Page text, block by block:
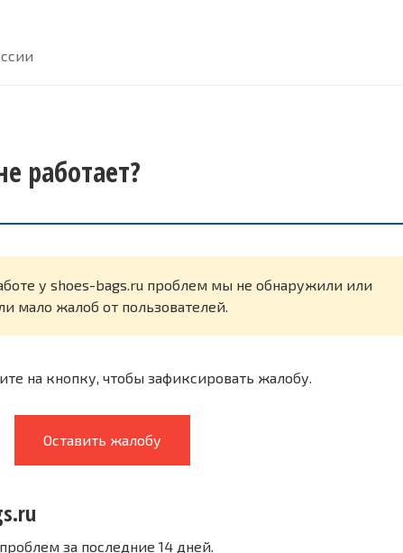
работает?
у shoes-bags.ru проблем мы не обнаружили или
мало жалоб от пользователей.
на кнопку, чтобы зафиксировать жалобу.
Оставить жалобу
за последние 14 дней.